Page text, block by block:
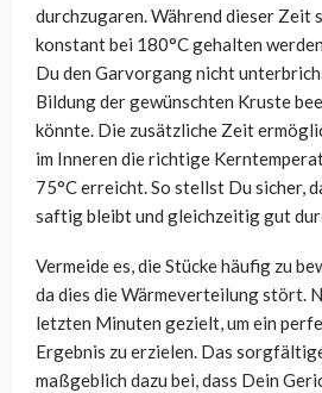
durchzugaren. Während dieser Zeit
konstant bei 180°C gehalten
Du den Garvorgang nicht
Bildung der gewünschten Kruste
könnte. Die zusätzliche Zeit
im Inneren die richtige
75°C erreicht. So stellst Du sicher,
saftig bleibt und gleichzeitig gut
Vermeide es, die Stücke häufig zu
da dies die Wärmeverteilung stört.
letzten Minuten gezielt, um ein
Ergebnis zu erzielen. Das
maßgeblich dazu bei, dass Dein